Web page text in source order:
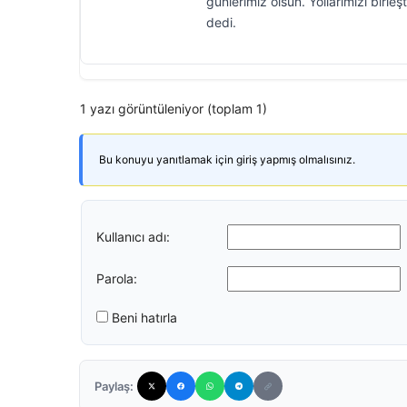
dedi.
1 yazı görüntüleniyor (toplam 1)
Bu konuyu yanıtlamak için giriş yapmış olmalısınız.
Kullanıcı adı:
Parola:
Beni hatırla
Paylaş: